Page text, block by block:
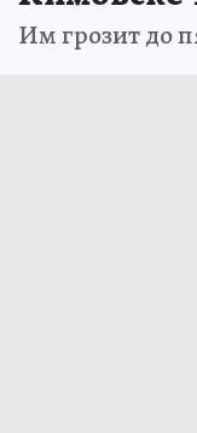
Им грозит до